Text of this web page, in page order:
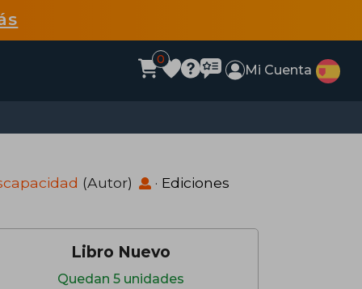
0
Mi Cuenta
(Autor) · Ediciones
Libro Nuevo
Quedan 5 unidades